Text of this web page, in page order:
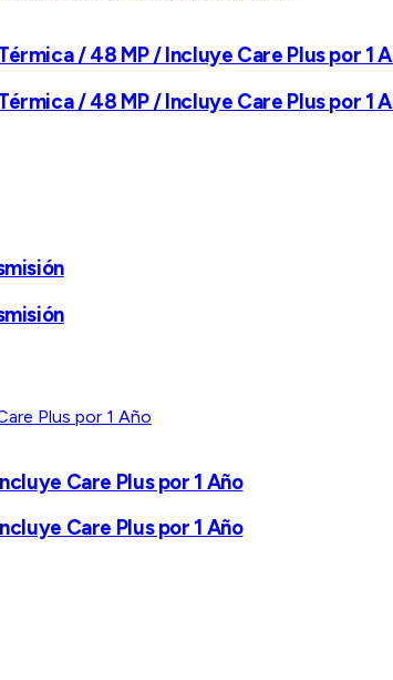
/ 48 MP / Incluye Care Plus por 1
/ 48 MP / Incluye Care Plus por 1
Care Plus por 1 Año
Care Plus por 1 Año